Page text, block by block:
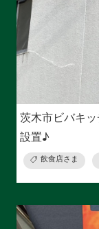
茨木市ビバキ
設置♪
飲食店さま